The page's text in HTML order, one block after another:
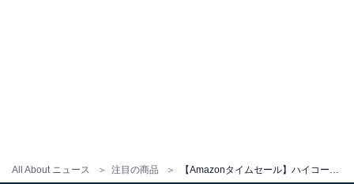
All About ニュース 注目の商品